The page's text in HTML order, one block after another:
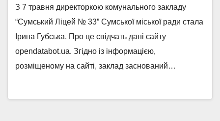
З 7 травня директоркою комунального закладу
“Сумський Ліцей № 33” Сумської міської ради стала
Ірина Губська. Про це свідчать дані сайту
opendatabot.ua. Згідно із інформацією,
розміщеному на сайті, заклад заснований…